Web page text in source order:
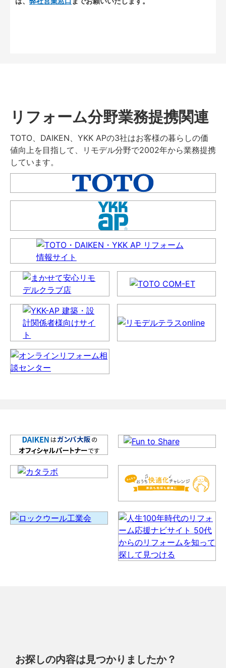
リフォーム分野業務提携関連
TOTO、DAIKEN、YKK APの3社はお客様の暮らしの価
値向上を目指して、リモデル分野で2002年から業務提携
しています。
お探しの内容は見つかりましたか？